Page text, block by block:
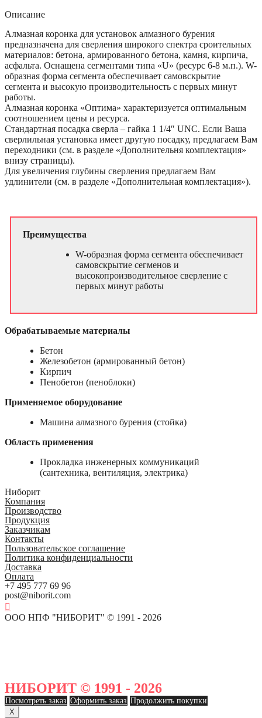
Описание
Алмазная коронка для установок алмазного бурения
предназначена для сверления широкого спектра сроительных
материалов: бетона, армированного бетона, камня, кирпича,
асфальта. Оснащена сегментами типа «U» (ресурс 6-8 м.п.). W-
образная форма сегмента обеспечивает самовскрытие
сегмента и высокую производительность с первых минут
работы.
Алмазная коронка «Оптима» характеризуется оптимальным
соотношением цены и ресурса.
Стандартная посадка сверла – гайка 1 1/4″ UNC. Если Ваша
сверлильная установка имеет другую посадку, предлагаем Вам
переходники (см. в разделе «Дополнительня комплектация»
внизу страницы).
Для увеличения глубины сверления предлагаем Вам
удлинители (см. в разделе «Дополнительная комплектация»).
Преимущества
W-образная форма сегмента обеспечивает
самовскрытие сегменов и
высокопроизводительное сверление с
первых минут работы
Обрабатываемые материалы
Бетон
Железобетон (армированный бетон)
Кирпич
Пенобетон (пеноблоки)
Применяемое оборудование
Машина алмазного бурения (стойка)
Область применения
Прокладка инженерных коммуникаций
(сантехника, вентиляция, электрика)
Ниборит
Компания
Производство
Продукция
Заказчикам
Контакты
Пользовательское соглашение
Политика конфиденциальности
Доставка
Оплата
+7 495 777 69 96
post@niborit.com
ООО НПФ "НИБОРИТ" © 1991 - 2026
НИБОРИТ © 1991 - 2026
Посмотреть заказ Оформить заказ Продолжить покупки
X